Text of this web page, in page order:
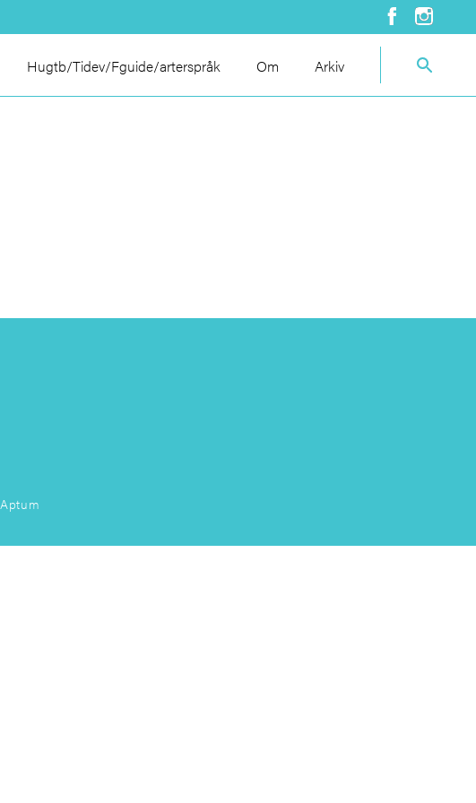
Hugtb/Tidev/Fguide/arterspråk Om Arkiv
Aptum